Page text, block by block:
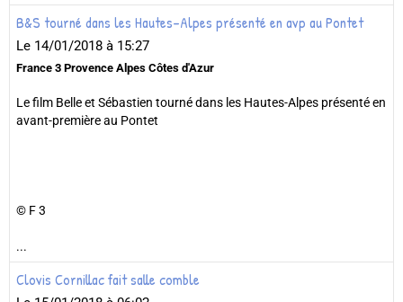
B&S tourné dans les Hautes-Alpes présenté en avp au Pontet
Le 14/01/2018 à 15:27
France 3 Provence Alpes Côtes d'Azur
Le film Belle et Sébastien tourné dans les Hautes-Alpes présenté en
avant-première au Pontet
© F 3
...
Clovis Cornillac fait salle comble